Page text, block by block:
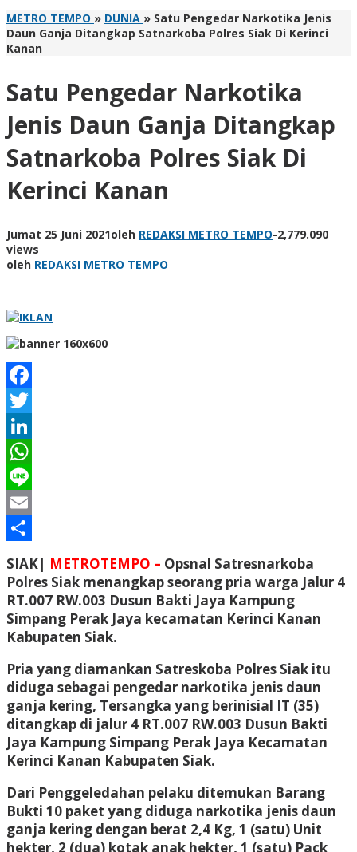
METRO TEMPO » DUNIA » Satu Pengedar Narkotika Jenis
Daun Ganja Ditangkap Satnarkoba Polres Siak Di Kerinci
Kanan
Satu Pengedar Narkotika
Jenis Daun Ganja Ditangkap
Satnarkoba Polres Siak Di
Kerinci Kanan
Jumat 25 Juni 2021oleh REDAKSI METRO TEMPO-2,779.090
views
oleh REDAKSI METRO TEMPO
Facebook
Twitter
LinkedIn
WhatsApp
Line
Email
Share
SIAK| METROTEMPO – Opsnal Satresnarkoba
Polres Siak menangkap seorang pria warga Jalur 4
RT.007 RW.003 Dusun Bakti Jaya Kampung
Simpang Perak Jaya kecamatan Kerinci Kanan
Kabupaten Siak.
Pria yang diamankan Satreskoba Polres Siak itu
diduga sebagai pengedar narkotika jenis daun
ganja kering, Tersangka yang berinisial IT (35)
ditangkap di jalur 4 RT.007 RW.003 Dusun Bakti
Jaya Kampung Simpang Perak Jaya Kecamatan
Kerinci Kanan Kabupaten Siak.
Dari Penggeledahan pelaku ditemukan Barang
Bukti 10 paket yang diduga narkotika jenis daun
ganja kering dengan berat 2,4 Kg, 1 (satu) Unit
hekter, 2 (dua) kotak anak hekter, 1 (satu) Pack